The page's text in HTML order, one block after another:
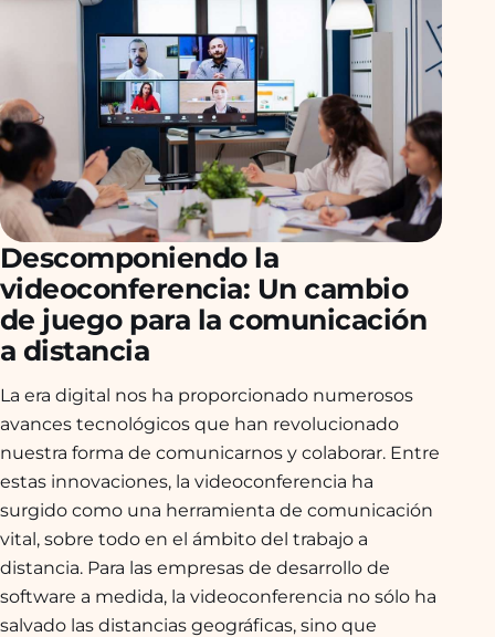
Descomponiendo la
videoconferencia: Un cambio
de juego para la comunicación
a distancia
La era digital nos ha proporcionado numerosos
avances tecnológicos que han revolucionado
nuestra forma de comunicarnos y colaborar. Entre
estas innovaciones, la videoconferencia ha
surgido como una herramienta de comunicación
vital, sobre todo en el ámbito del trabajo a
distancia. Para las empresas de desarrollo de
software a medida, la videoconferencia no sólo ha
salvado las distancias geográficas, sino que